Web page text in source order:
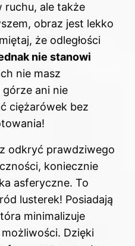
ruchu, ale także
obraz jest lekko
że odległości
nie stanowi
nie masz
ani nie
ciężarówek bez
odkryć prawdziwego
koniecznie
asferyczne. To
lusterek! Posiadają
minimalizuje
Dzięki